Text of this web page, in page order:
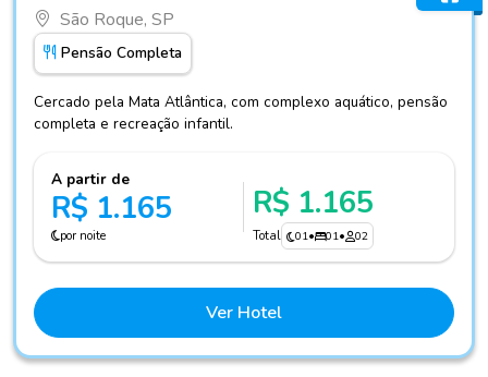
São Roque, SP
Pensão Completa
Cercado pela Mata Atlântica, com complexo aquático, pensão
completa e recreação infantil.
A partir de
R$ 1.165
por noite
R$ 1.165
Total 01• 01• 02
Ver Hotel